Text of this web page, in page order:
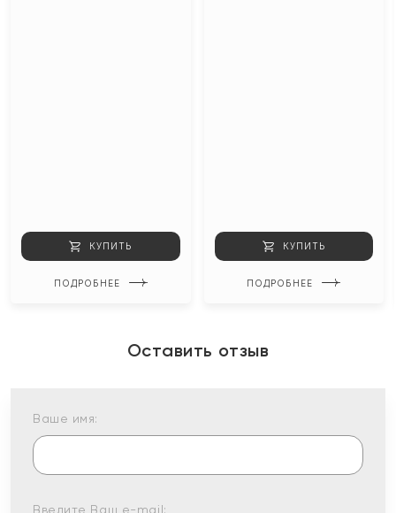
КУПИТЬ
ПОДРОБНЕЕ
КУПИТЬ
ПОДРОБНЕЕ
Оставить отзыв
Ваше имя:
Введите Ваш e-mail: